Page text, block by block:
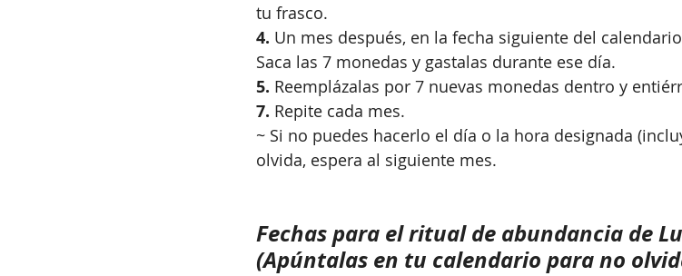
tu frasco.
4. Un mes después, en la fecha siguiente del
Saca las 7 monedas y gastalas durante ese día.
5. Reemplázalas por 7 nuevas monedas dentro y
7. Repite cada mes.
~ Si no puedes hacerlo el día o la hora designada
olvida, espera al siguiente mes.
Fechas para el ritual de abundancia de
(Apúntalas en tu calendario para no